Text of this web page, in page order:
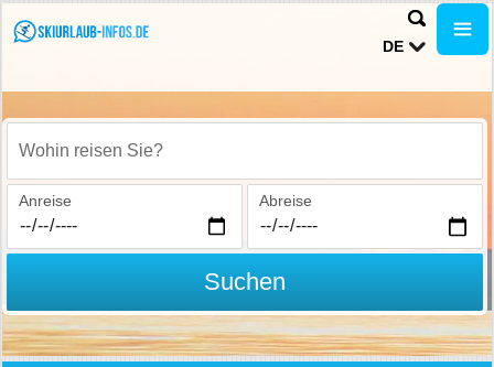
DE
Wohin reisen Sie?
Anreise Abreise
Suchen